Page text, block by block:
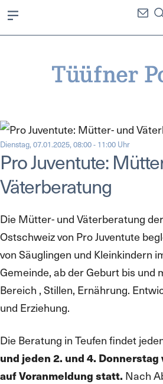
Dienstag, 07.01.2025, 08:00 - 11:00 Uhr
Pro Juventute:
Väterberatung
Die Mütter- und Väterberatung
Ostschweiz von Pro Juventute
von Säuglingen und Kleinkindern
Gemeinde, ab der Geburt bis und
Bereich , Stillen, Ernährung.
und Erziehung.
Die Beratung in Teufen findet
und jeden 2. und 4. Donnerstag
auf Voranmeldung statt. Nach